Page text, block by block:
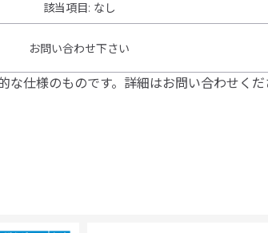
該当項目: なし
お問い合わせ下さい
な仕様のものです。詳細はお問い合わせくだ